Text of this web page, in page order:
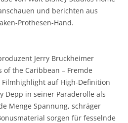
und berichten aus
Prothesen-Hand.
Jerry Bruckheimer
the Caribbean – Fremde
Filmhighlight auf High-Definition
Depp in seiner Paraderolle als
Menge Spannung, schräger
sorgen für fesselnde